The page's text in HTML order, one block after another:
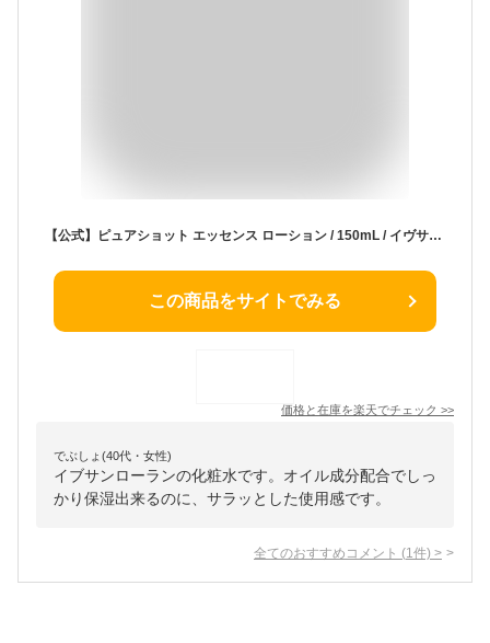
【公式】ピュアショット エッセンス ローション / 150mL / イヴサンローラン イブサンローラン ysl / スキンケア 化粧水 / 正規品 送料無料 / アルガンオイル オレンジブロッサム フローラル ツヤ 艶 透明感 ラッピング ギフト プレゼント
この商品をサイトでみる
価格と在庫を楽天でチェック >>
でぶしょ(40代・女性)
イブサンローランの化粧水です。オイル成分配合でしっ
かり保湿出来るのに、サラッとした使用感です。
全てのおすすめコメント (1 件) >